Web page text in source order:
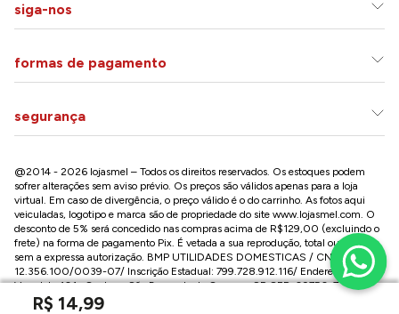
R$ 14,99
siga-nos
formas de pagamento
segurança
@2014 - 2026 lojasmel – Todos os direitos reservados. Os estoques podem
sofrer alterações sem aviso prévio. Os preços são válidos apenas para a loja
virtual. Em caso de divergência, o preço válido é o do carrinho. As fotos aqui
veiculadas, logotipo e marca são de propriedade do site www.lojasmel.com. O
desconto de 5% será concedido nas compras acima de R$129,00 (excluindo o
frete) na forma de pagamento Pix. É vetada a sua reprodução, total ou parcial,
sem a expressa autorização. BMP UTILIDADES DOMESTICAS / CNPJ:
12.356.100/0039-07/ Inscrição Estadual: 799.728.912.116/ Endereço: R José
Versolato,101 , Centro – São Bernardo do Campo - SP CEP: 09750-730
Conheça nossa loja na Paulista / SP: